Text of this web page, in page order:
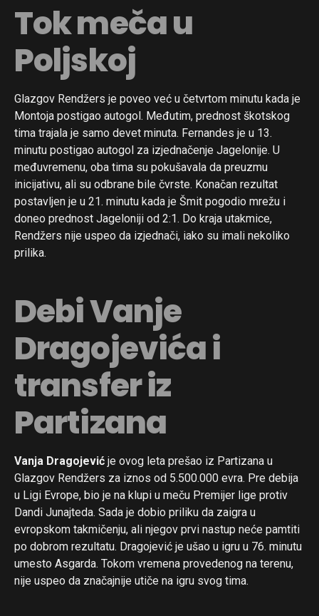
Tok meča u
Poljskoj
Glazgov Rendžers je poveo već u četvrtom minutu kada je
Montoja postigao autogol. Međutim, prednost škotskog
tima trajala je samo devet minuta. Fernandes je u 13.
minutu postigao autogol za izjednačenje Jagelonije. U
međuvremenu, oba tima su pokušavala da preuzmu
inicijativu, ali su odbrane bile čvrste. Konačan rezultat
postavljen je u 21. minutu kada je Šmit pogodio mrežu i
doneo prednost Jageloniji od 2:1. Do kraja utakmice,
Rendžers nije uspeo da izjednači, iako su imali nekoliko
prilika.
Debi Vanje
Dragojevića i
transfer iz
Partizana
Vanja Dragojević je ovog leta prešao iz Partizana u
Glazgov Rendžers za iznos od 5.500.000 evra. Pre debija
u Ligi Evrope, bio je na klupi u meču Premijer lige protiv
Dandi Junajteda. Sada je dobio priliku da zaigra u
evropskom takmičenju, ali njegov prvi nastup neće pamtiti
po dobrom rezultatu. Dragojević je ušao u igru u 76. minutu
umesto Asgarda. Tokom vremena provedenog na terenu,
nije uspeo da značajnije utiče na igru svog tima.